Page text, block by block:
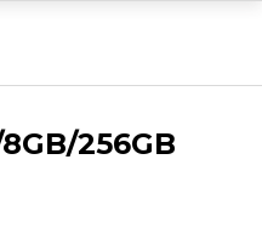
256GB